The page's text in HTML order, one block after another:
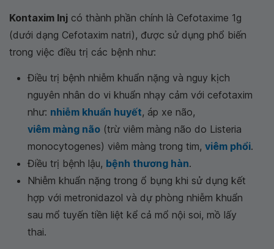
Kontaxim Inj có thành phần chính là Cefotaxime 1g
(dưới dạng Cefotaxim natri), được sử dụng phổ biến
trong việc điều trị các bệnh như:
Điều trị bệnh nhiễm khuẩn nặng và nguy kịch
nguyên nhân do vi khuẩn nhạy cảm với cefotaxim
như: nhiễm khuẩn huyết, áp xe não,
viêm màng não (trừ viêm màng não do Listeria
monocytogenes) viêm màng trong tim, viêm phổi.
Điều trị bệnh lậu, bệnh thương hàn.
Nhiễm khuẩn nặng trong ổ bụng khi sử dụng kết
hợp với metronidazol và dự phòng nhiễm khuẩn
sau mổ tuyến tiền liệt kể cả mổ nội soi, mồ lấy
thai.